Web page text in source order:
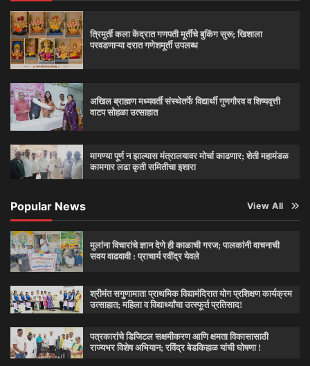
त्रिमुर्ती कला केंद्रात गणपती मूर्तींचे बुकिंग सुरू; खिशाला
परवडणाऱ्या दरात गणेशमूर्ती उपलब्ध
अखिल ब्राह्मण मध्यवर्ती संस्थेतर्फे विद्यार्थी गुणगौरव व शिष्यवृत्ती
वाटप सोहळा उत्साहात
मागण्या पूर्ण न झाल्यास मंत्रालयावर मोर्चा काढणार; शेती महामंडळ
कामगार लढा कृती समितीचा इशारा
Popular News View All
मुलांना विचारांचे ज्ञान देणे ही काळाची गरज; पालकांनी वाचनाची
सवय वाढवावी : प्राचार्य रवींद्र येवले
श्रीमंत सगुणामाता प्राथमिक विद्यामंदिरात योग प्रशिक्षण कार्यक्रम
उत्साहात; महिला व विद्यार्थ्यांचा उत्स्फूर्त प्रतिसाद!
पत्रकारांचे डिजिटल सक्षमीकरण आणि क्षमता विकासासाठी
राज्यभर विशेष अभियान; रविंद्र बेडकिहाळ यांची घोषणा !